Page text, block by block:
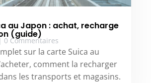
au Japon : achat, recharge
(guide)
0 Commentaires
sur la carte Suica au
comment la recharger
les transports et magasins.